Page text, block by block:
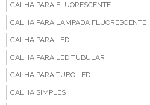
CALHA PARA FLUORESCENTE
CALHA PARA LAMPADA FLUORESCENTE
CALHA PARA LED
CALHA PARA LED TUBULAR
CALHA PARA TUBO LED
CALHA SIMPLES